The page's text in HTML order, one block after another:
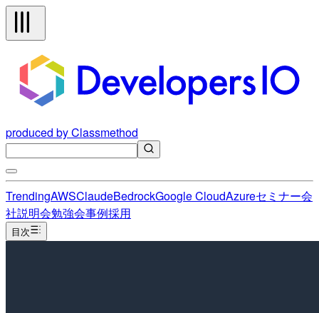
produced by Classmethod
TrendingAWSClaudeBedrockGoogle CloudAzureセミナー会
社説明会勉強会事例採用
目次